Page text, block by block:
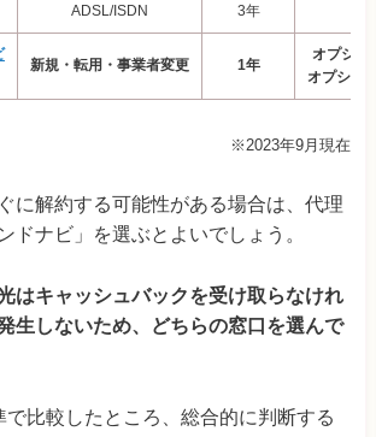
ADSL/ISDN 3年
新規・転用・事業者変更 1年
オプショ
オプショ
※2023年9月現在
に解約する可能性がある場合は、代理
ドナビ」を選ぶとよいでしょう。
はキャッシュバックを受け取らなけれ
生しないため、どちらの窓口を選んで
で比較したところ、総合的に判断する